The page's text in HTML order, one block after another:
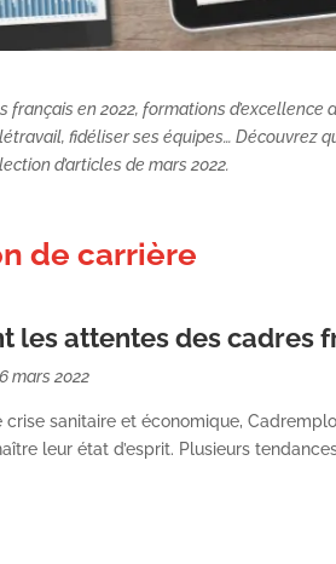
français en 2022, formations d’excellence
fidéliser ses équipes… Découvrez
d’articles de mars 2022.
de carrière
les attentes des cadres
mars 2022
crise sanitaire et économique,
leur état d’esprit. Plusieurs